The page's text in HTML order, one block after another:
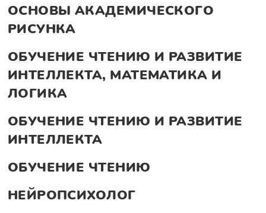
ОСНОВЫ АКАДЕМИЧЕСКОГО
РИСУНКА
ОБУЧЕНИЕ ЧТЕНИЮ И РАЗВИТИЕ
ИНТЕЛЛЕКТА, МАТЕМАТИКА И
ЛОГИКА
ОБУЧЕНИЕ ЧТЕНИЮ И РАЗВИТИЕ
ИНТЕЛЛЕКТА
ОБУЧЕНИЕ ЧТЕНИЮ
НЕЙРОПСИХОЛОГ